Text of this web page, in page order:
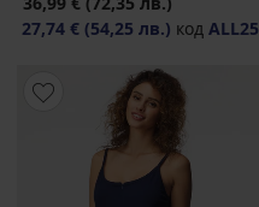
27,74 € (54,25 лв.) код ALL25